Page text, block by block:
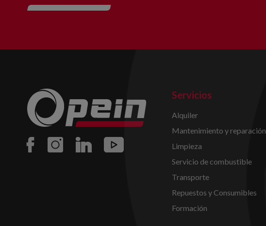
Servicios
Alquiler
Mantenimiento y reparación
Limpieza
Servicio de combustible
Transporte
Repuestos y Consumibles
Formación